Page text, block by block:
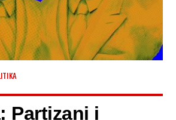
Partizani i